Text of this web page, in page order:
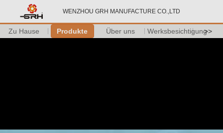
WENZHOU GRH MANUFACTURE CO.,LTD
Zu Hause Produkte Über uns Werksbesichtigung>>